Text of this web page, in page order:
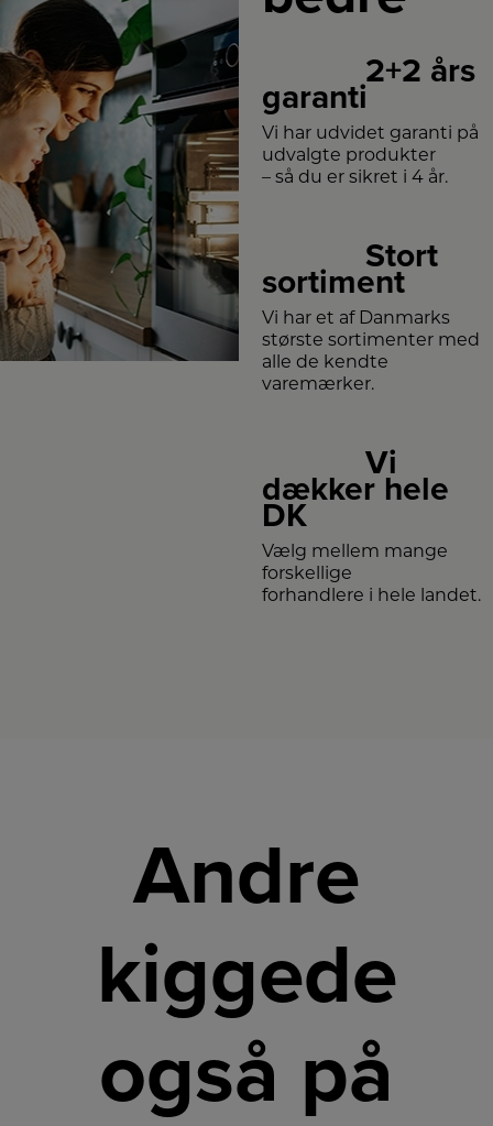
2+2 års
garanti
Vi har udvidet garanti på
udvalgte produkter
– så du er sikret i 4 år.
Stort
sortiment
Vi har et af Danmarks
største sortimenter med
alle de kendte
varemærker.
Vi
dækker hele
DK
Vælg mellem mange
forskellige
forhandlere i hele landet.
Andre
kiggede
også på